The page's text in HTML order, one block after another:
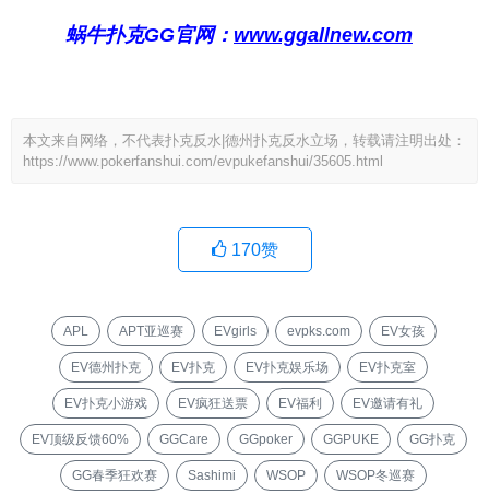
蜗牛扑克GG官网： www.ggallnew.com
本文来自网络，不代表扑克反水|德州扑克反水立场，转载请注明出处：
https://www.pokerfanshui.com/evpukefanshui/35605.html
170赞
APL APT亚巡赛 EVgirls evpks.com EV女孩
EV德州扑克 EV扑克 EV扑克娱乐场 EV扑克室
EV扑克小游戏 EV疯狂送票 EV福利 EV邀请有礼
EV顶级反馈60% GGCare GGpoker GGPUKE GG扑克
GG春季狂欢赛 Sashimi WSOP WSOP冬巡赛